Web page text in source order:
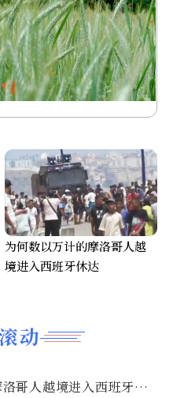
动
哥人越境进入西班牙休
为何数以万计的摩洛哥人越
境进入西班牙休达